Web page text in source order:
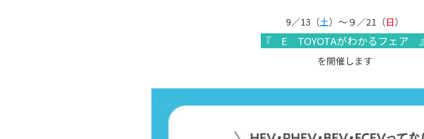
9／13（土）～９／21（日）
『 E TOYOTAがわかるフェア 』
を開催します